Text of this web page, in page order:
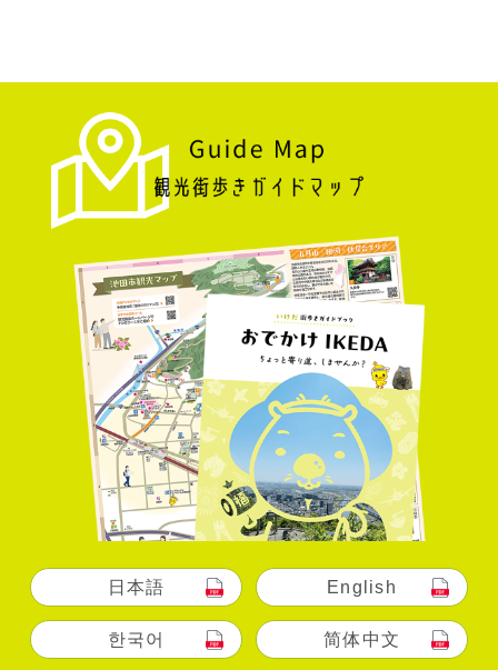
日本語 English
한국어 简体中文